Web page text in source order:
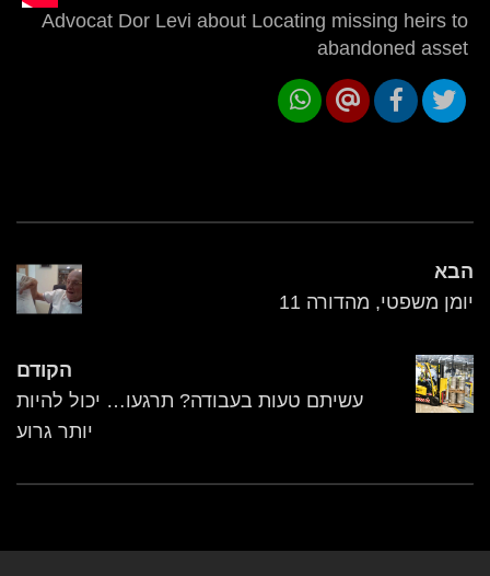
Advocat Dor Levi about Locating missing heirs to
abandoned asset
הבא
יומן משפטי, מהדורה 11
הקודם
עשיתם טעות בעבודה? תרגעו… יכול להיות
יותר גרוע